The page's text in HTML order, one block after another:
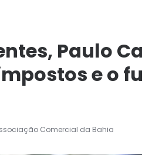
Paulo
e o
Comercial da Bahia